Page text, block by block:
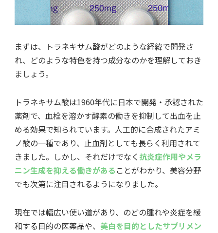
まずは、トラネキサム酸がどのような経緯で開発さ
れ、どのような特色を持つ成分なのかを理解しておき
ましょう。
トラネキサム酸は1960年代に日本で開発・承認された
薬剤で、血栓を溶かす酵素の働きを抑制して出血を止
める効果で知られています。人工的に合成されたアミ
ノ酸の一種であり、止血剤としても長らく利用されて
きました。しかし、それだけでなく 抗炎症作用やメラ
ニン生成を抑える働きがある ことがわかり、美容分野
でも次第に注目されるようになりました。
現在では幅広い使い道があり、のどの腫れや炎症を緩
和する目的の医薬品や、 美白を目的としたサプリメン